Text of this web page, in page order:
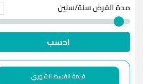
مدة القرضسنة/سنين
احسب
قيمة القسط الشهري